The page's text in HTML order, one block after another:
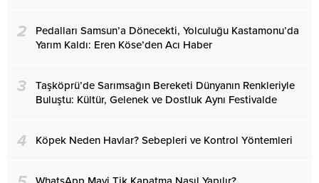
2
Pedalları Samsun’a Dönecekti, Yolculuğu Kastamonu’da
Yarım Kaldı: Eren Köse’den Acı Haber
3
Taşköprü’de Sarımsağın Bereketi Dünyanın Renkleriyle
Buluştu: Kültür, Gelenek ve Dostluk Aynı Festivalde
4 Köpek Neden Havlar? Sebepleri ve Kontrol Yöntemleri